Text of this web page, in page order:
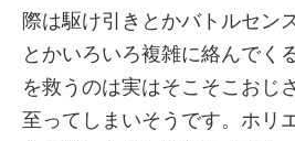
際は駆け引きとかバトルセン
とかいろいろ複雑に絡んでく
を救うのは実はそこそこおじ
至ってしまいそうです。ホリ